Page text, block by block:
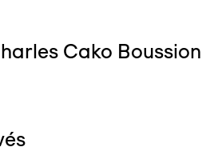
Cako Boussion